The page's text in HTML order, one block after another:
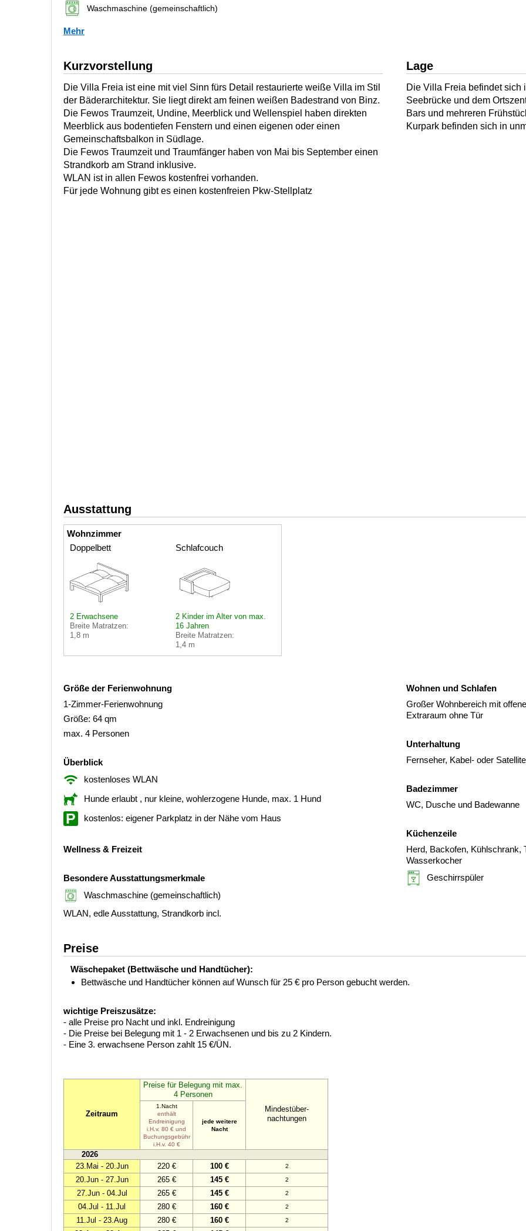
Waschmaschine (gemeinschaftlich)
Mehr
Kurzvorstellung
Die Villa Freia ist eine mit viel Sinn fürs Detail restaurierte weiße Villa im Stil
der Bäderarchitektur. Sie liegt direkt am feinen weißen Badestrand von Binz.
Die Fewos Traumzeit, Undine, Meerblick und Wellenspiel haben direkten
Meerblick aus bodentiefen Fenstern und einen eigenen oder einen
Gemeinschaftsbalkon in Südlage.
Die Fewos Traumzeit und Traumfänger haben von Mai bis September einen
Strandkorb am Strand inklusive.
WLAN ist in allen Fewos kostenfrei vorhanden.
Für jede Wohnung gibt es einen kostenfreien Pkw-Stellplatz
Lage
Die Villa Freia befindet sich
Seebrücke und dem
Bars und mehreren
Kurpark befinden sich in
Ausstattung
Wohnzimmer
Doppelbett
2 Erwachsene
Breite Matratzen:
1,8 m
Schlafcouch
2 Kinder im Alter von max.
16 Jahren
Breite Matratzen:
1,4 m
Größe der Ferienwohnung
1-Zimmer-Ferienwohnung
Größe: 64 qm
max. 4 Personen
Überblick
kostenloses WLAN
Hunde erlaubt , nur kleine, wohlerzogene Hunde, max. 1 Hund
kostenlos: eigener Parkplatz in der Nähe vom Haus
Wellness & Freizeit
Besondere Ausstattungsmerkmale
Waschmaschine (gemeinschaftlich)
WLAN, edle Ausstattung, Strandkorb incl.
Wohnen und Schlafen
Großer Wohnbereich mit
Extraraum ohne Tür
Unterhaltung
Fernseher, Kabel- oder
Badezimmer
WC, Dusche und Badewanne
Küchenzeile
Herd, Backofen, Kühlschrank,
Wasserkocher
Geschirrspüler
Preise
Wäschepaket (Bettwäsche und Handtücher):
Bettwäsche und Handtücher können auf Wunsch für 25 € pro Person gebucht werden.
wichtige Preiszusätze:
- alle Preise pro Nacht und inkl. Endreinigung
- Die Preise bei Belegung mit 1 - 2 Erwachsenen und bis zu 2 Kindern.
- Eine 3. erwachsene Person zahlt 15 €/ÜN.
Zeitraum
Preise für Belegung mit max.
4 Personen
Mindestüber-
nachtungen
1.Nacht
enthält
Endreinigung
i.H.v. 80 € und
Buchungsgebühr
i.H.v. 40 €
jede weitere
Nacht
2026
23.Mai - 20.Jun
220 € 100 € 2
20.Jun - 27.Jun 265 € 145 € 2
27.Jun - 04.Jul 265 € 145 € 2
04.Jul - 11.Jul 280 € 160 € 2
11.Jul - 23.Aug 280 € 160 € 2